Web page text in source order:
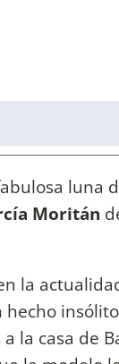
luna
Moritán
la
la casa de